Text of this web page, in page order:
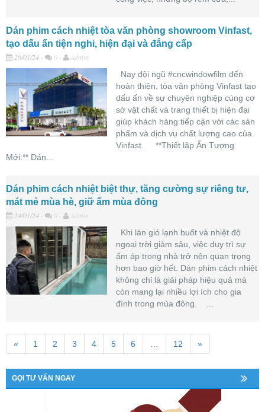
Dán phim cách nhiệt tòa văn phòng showroom Vinfast,
tạo dấu ấn tiện nghi, hiện đại và đẳng cấp
26/01/24 - 0 -
Admin
Nay đội ngũ #cncwindowfilm đến
hoàn thiện, tòa văn phòng Vinfast tạo
dấu ấn về sự chuyên nghiệp cùng cơ
sở vật chất và trang thiết bị hiện đại
giúp khách hàng tiếp cận với các sản
phẩm và dịch vụ chất lượng cao của
Vinfast. **Thiết lập Ấn Tượng
Mới:** Dán...
Dán phim cách nhiệt biệt thự, tăng cường sự riêng tư,
mát mẻ mùa hè, giữ ấm mùa đông
24/01/24 - 0 -
Admin
Khi làn gió lạnh buốt và nhiệt độ
ngoại trời giảm sâu, việc duy trì sự
ấm áp trong nhà trở nên quan trọng
hơn bao giờ hết. Dán phim cách nhiệt
không chỉ là giải pháp hiệu quả mà
còn mang lại nhiều lợi ích cho gia
đình trong mùa đông. ...
« 1 2 3 4 5 6 … 12 »
GỌI TƯ VẤN NGAY